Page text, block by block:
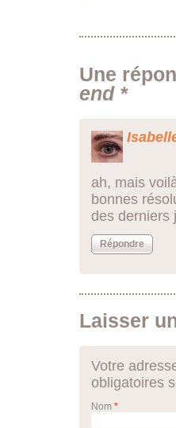
Une
end *
ah, mais
bonnes
des derniers
Répondre
Laisser
Votre
obligatoires
Nom *